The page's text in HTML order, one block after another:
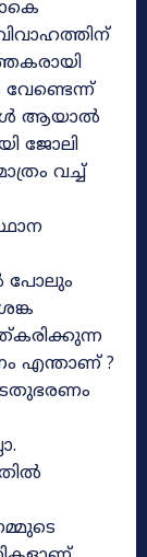
ആയാൽ
ജോലി
വച്ച്
പോലും
എന്താണ് ?